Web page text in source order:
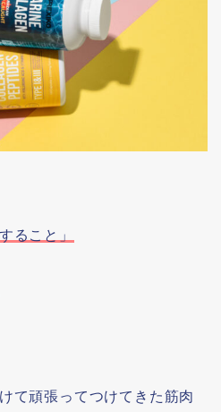
ること」
て頑張ってつけてきた筋肉